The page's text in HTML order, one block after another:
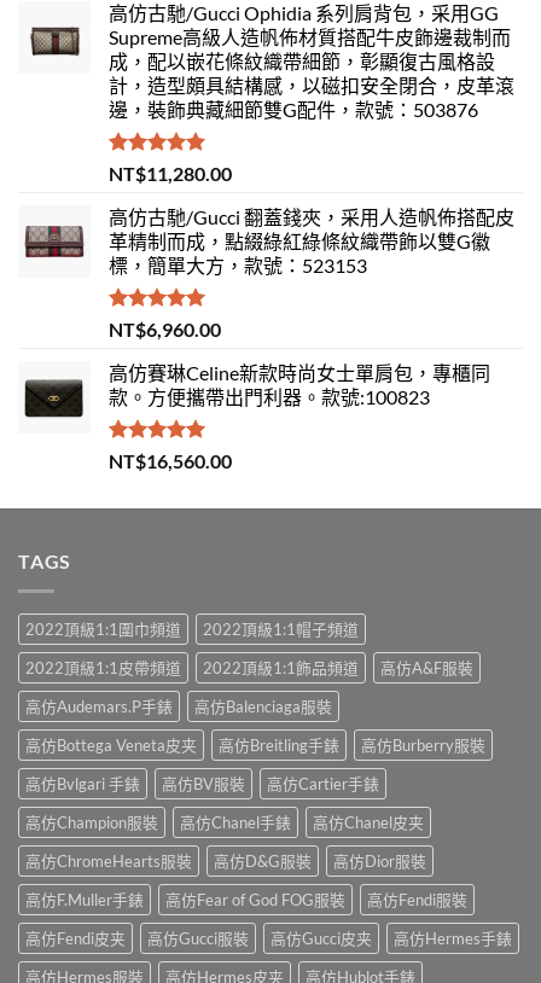
高仿古馳/Gucci Ophidia 系列肩背包，采用GG
Supreme高級人造帆佈材質搭配牛皮飾邊裁制而
成，配以嵌花條紋織帶細節，彰顯復古風格設
計，造型頗具結構感，以磁扣安全閉合，皮革滾
邊，裝飾典藏細節雙G配件，款號：503876
評分5.00
滿分 5
NT$11,280.00
高仿古馳/Gucci 翻蓋錢夾，采用人造帆佈搭配皮
革精制而成，點綴綠紅綠條紋織帶飾以雙G徽
標，簡單大方，款號：523153
評分 5.00
滿分 5
NT$6,960.00
高仿賽琳Celine新款時尚女士單肩包，專櫃同
款。方便攜帶出門利器。款號:100823
評分5.00
滿分 5
NT$16,560.00
TAGS
2022頂級1:1圍巾頻道
2022頂級1:1帽子頻道
2022頂級1:1皮帶頻道
2022頂級1:1飾品頻道
高仿A&F服裝
高仿Audemars.P手錶
高仿Balenciaga服裝
高仿Bottega Veneta皮夹
高仿Breitling手錶
高仿Burberry服裝
高仿Bvlgari 手錶
高仿BV服裝
高仿Cartier手錶
高仿Champion服裝
高仿Chanel手錶
高仿Chanel皮夹
高仿ChromeHearts服裝
高仿D&G服裝
高仿Dior服裝
高仿F.Muller手錶
高仿Fear of God FOG服裝
高仿Fendi服裝
高仿Fendi皮夹
高仿Gucci服裝 高仿Gucci皮夹
高仿Hermes手錶
高仿Hermes服裝
高仿Hermes皮夹 高仿Hublot手錶